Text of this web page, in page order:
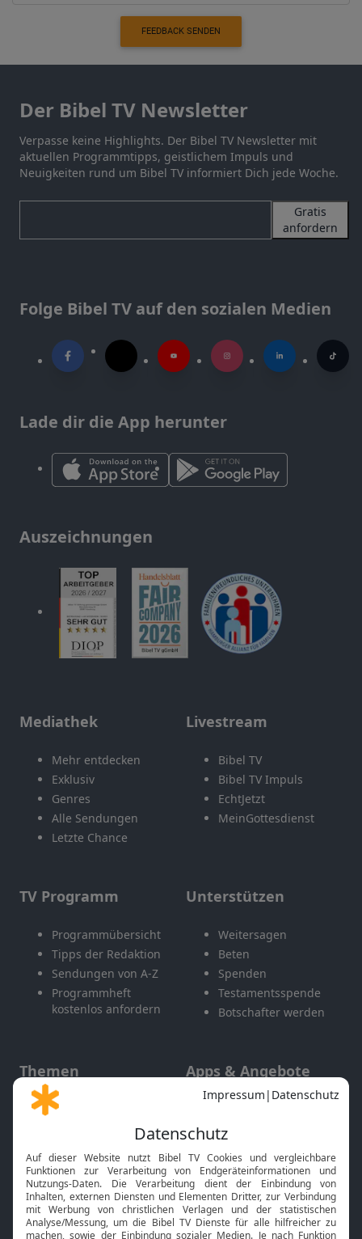
FEEDBACK SENDEN
Der Bibel TV Newsletter
Verpasse keine Highlights. Der Bibel TV Newsletter mit
aktuellen Programmtipps, geistlichem Impuls und
Neuigkeiten rund um Bibel TV informiert Dich jede Woche.
Gratis
anfordern
Folge Bibel TV auf den sozialen Medien
Lade dir die App herunter
Auszeichnungen
Mediathek
Mehr entdecken
Exklusiv
Genres
Alle Sendungen
Letzte Chance
Livestream
Bibel TV
Bibel TV Impuls
EchtJetzt
MeinGottesdienst
TV Programm
Programmübersicht
Tipps der Redaktion
Sendungen von A-Z
Programmheft
kostenlos anfordern
Unterstützen
Weitersagen
Beten
Spenden
Testamentsspende
Botschafter werden
Themen
Gott und Bibel erklärt
Neuigkeiten
Apps & Angebote
Mobile App
Smart TV
HbbTV
Bibelthek Online-Bibel
Nächster Gottesdienst